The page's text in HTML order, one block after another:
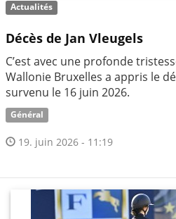
Actualités
Décès de Jan Vleugels
C’est avec une profonde
Wallonie Bruxelles a appris le
survenu le 16 juin 2026.
Général
19. juin 2026 - 11:19